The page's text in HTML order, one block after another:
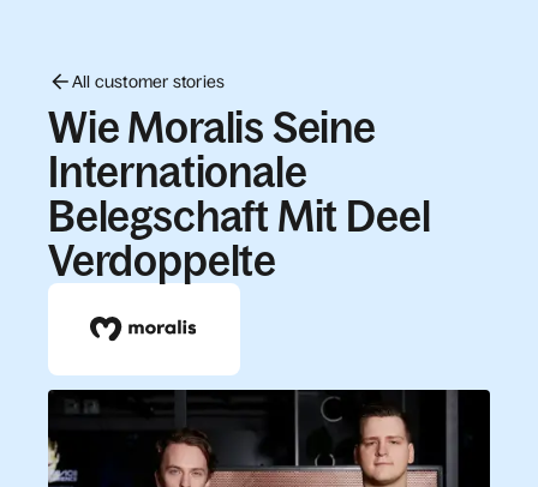
All customer stories
Wie Moralis Seine
Internationale
Belegschaft Mit Deel
Verdoppelte